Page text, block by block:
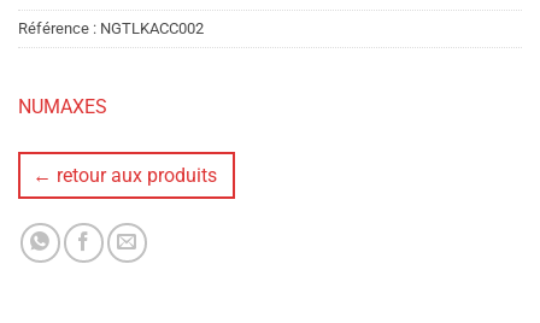
Référence : NGTLKACC002
NUMAXES
← retour aux produits